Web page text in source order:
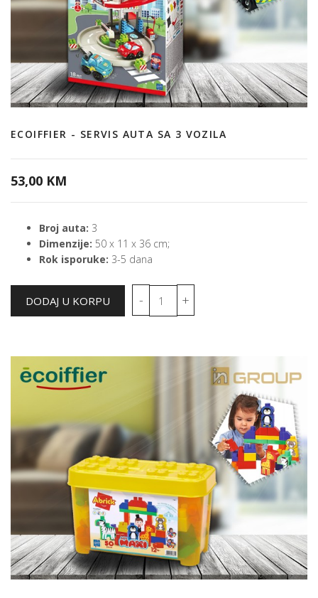
ECOIFFIER - SERVIS AUTA SA 3 VOZILA
53,00 KM
Broj auta: 3
Dimenzije: 50 x 11 x 36 cm;
Rok isporuke: 3-5 dana